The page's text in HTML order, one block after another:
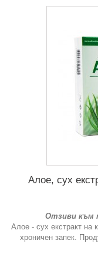
Алое, сух
Отзиви към
Алое - сух екстракт на
хроничен запек.